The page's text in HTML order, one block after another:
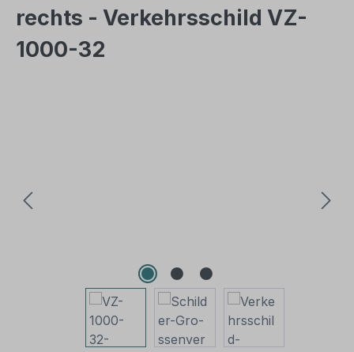
rechts - Verkehrsschild VZ-
1000-32